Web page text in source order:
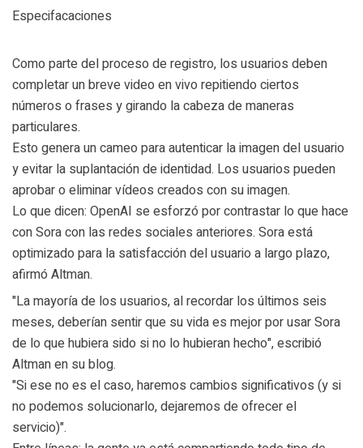
Especifacaciones
Como parte del proceso de registro, los usuarios deben
completar un breve video en vivo repitiendo ciertos
números o frases y girando la cabeza de maneras
particulares.
Esto genera un cameo para autenticar la imagen del usuario
y evitar la suplantación de identidad. Los usuarios pueden
aprobar o eliminar vídeos creados con su imagen.
Lo que dicen: OpenAI se esforzó por contrastar lo que hace
con Sora con las redes sociales anteriores. Sora está
optimizado para la satisfacción del usuario a largo plazo,
afirmó Altman.
"La mayoría de los usuarios, al recordar los últimos seis
meses, deberían sentir que su vida es mejor por usar Sora
de lo que hubiera sido si no lo hubieran hecho", escribió
Altman en su blog.
"Si ese no es el caso, haremos cambios significativos (y si
no podemos solucionarlo, dejaremos de ofrecer el
servicio)".